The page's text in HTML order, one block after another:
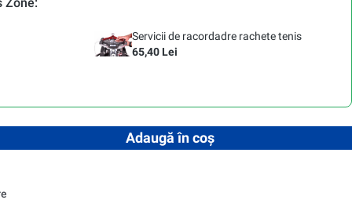
Servicii de racordadre rachete tenis
65,40 Lei
dorită sau utilizați butoanele pentru a mări sau
Adaugă în coș